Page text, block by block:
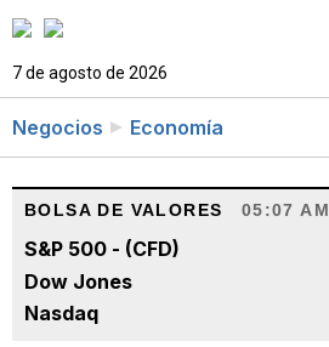
7 de agosto de 2026
Negocios Economía
BOLSA DE VALORES 05:07 AM
S&P 500 - (CFD)
Dow Jones
Nasdaq